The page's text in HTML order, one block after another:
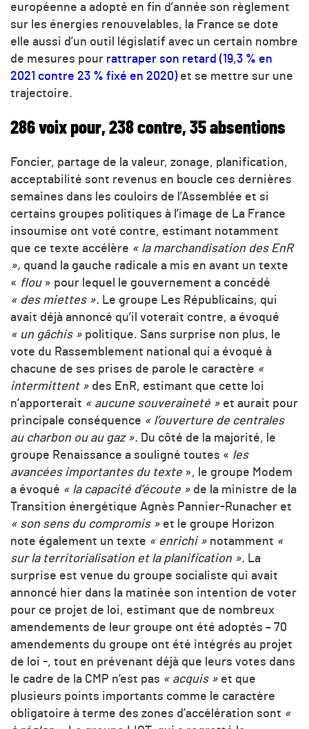
européenne a adopté en fin d’année son règlement
sur les énergies renouvelables, la France se dote
elle aussi d’un outil législatif avec un certain nombre
de mesures pour rattraper son retard (19,3 % en
2021 contre 23 % fixé en 2020)et se mettre sur une
trajectoire.
286 voix pour, 238 contre, 35 absentions
Foncier, partage de la valeur, zonage, planification,
acceptabilité sont revenus en boucle ces dernières
semaines dans les couloirs de l’Assemblée et si
certains groupes politiques à l’image de La France
insoumise ont voté contre, estimant notamment
que ce texte accélère « la marchandisation des EnR
», quand la gauche radicale a mis en avant un texte
« flou» pour lequel le gouvernement a concédé
« des miettes ». Le groupe Les Républicains, qui
avait déjà annoncé qu’il voterait contre, a évoqué
« un gâchis » politique. Sans surprise non plus, le
vote du Rassemblement national qui a évoqué à
chacune de ses prises de parole le caractère «
intermittent » des EnR, estimant que cette loi
n’apporterait « aucune souveraineté » et aurait pour
principale conséquence « l’ouverture de centrales
au charbon ou au gaz ». Du côté de la majorité, le
groupe Renaissance a souligné toutes « les
avancées importantes du texte », le groupe Modem
a évoqué « la capacité d’écoute » de la ministre de la
Transition énergétique Agnès Pannier-Runacher et
« son sens du compromis » et le groupe Horizon
note également un texte « enrichi » notamment «
sur la territorialisation et la planification ». La
surprise est venue du groupe socialiste qui avait
annoncé hier dans la matinée son intention de voter
pour ce projet de loi, estimant que de nombreux
amendements de leur groupe ont été adoptés – 70
amendements du groupe ont été intégrés au projet
de loi -, tout en prévenant déjà que leurs votes dans
le cadre de la CMP n’est pas « acquis » et que
plusieurs points importants comme le caractère
obligatoire à terme des zones d’accélération sont «